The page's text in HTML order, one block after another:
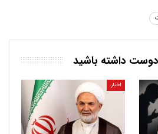
داشته باشید
اخبار